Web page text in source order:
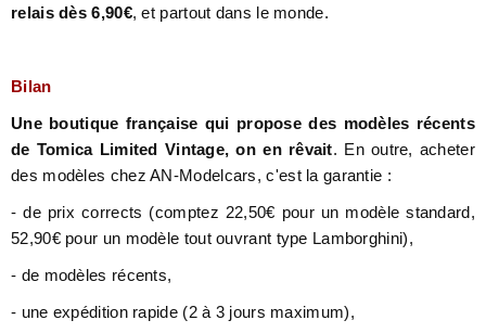
relais dès 6,90€, et partout dans le monde.
Bilan
Une boutique française qui propose des modèles récents
de Tomica Limited Vintage, on en rêvait. En outre, acheter
des modèles chez AN-Modelcars, c'est la garantie :
- de prix corrects (comptez 22,50€ pour un modèle standard,
52,90€ pour un modèle tout ouvrant type Lamborghini),
- de modèles récents,
- une expédition rapide (2 à 3 jours maximum),